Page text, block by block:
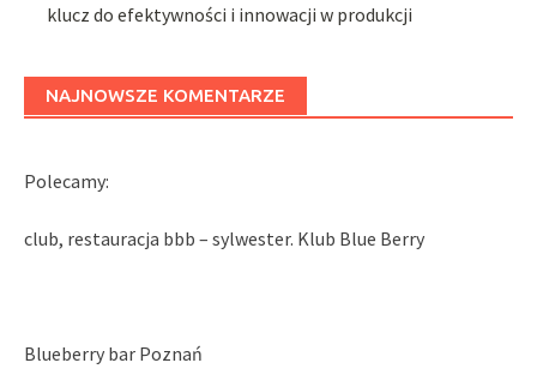
klucz do efektywności i innowacji w produkcji
NAJNOWSZE KOMENTARZE
Polecamy:
club, restauracja bbb – sylwester. Klub Blue Berry
Blueberry bar Poznań